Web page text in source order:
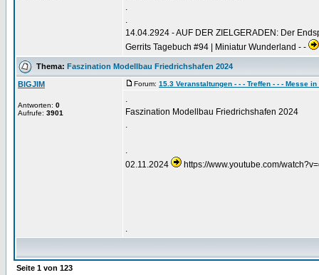
.
.
14.04.2924 - AUF DER ZIELGERADEN: Der
Gerrits Tagebuch #94 | Miniatur Wunderland - -
Thema: Faszination Modellbau Friedrichshafen 2024
BIGJIM
Antworten: 0
Aufrufe: 3901
Forum: 15.3 Veranstaltungen - - - Treffen - - - Messe
.
Faszination Modellbau Friedrichshafen 2024
.
.
02.11.2024
https://www.youtube.com/
.
Seite 1 von 123